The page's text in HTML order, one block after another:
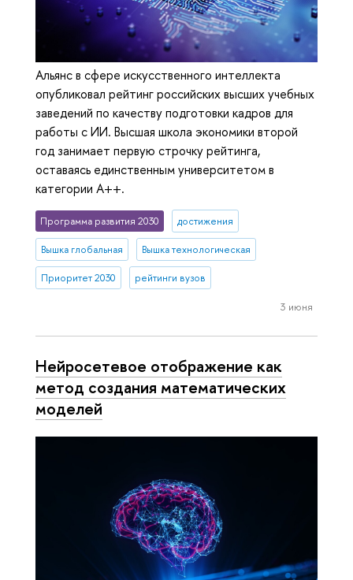
Альянс в сфере искусственного интеллекта
опубликовал рейтинг российских высших учебных
заведений по качеству подготовки кадров для
работы с ИИ. Высшая школа экономики второй
год занимает первую строчку рейтинга,
оставаясь единственным университетом в
категории A++.
Программа развития 2030 достижения
Вышка глобальная Вышка технологическая
Приоритет 2030 рейтинги вузов
3 июня
Нейросетевое отображение как
метод создания математических
моделей